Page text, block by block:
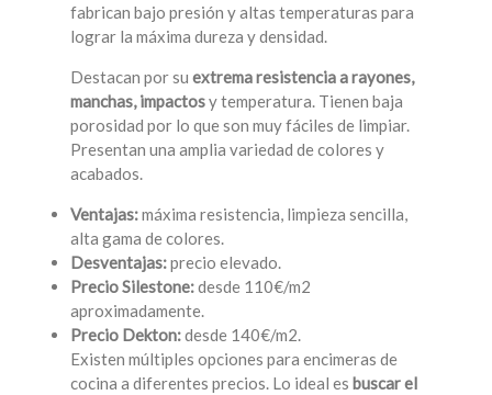
fabrican bajo presión y altas temperaturas para
lograr la máxima dureza y densidad.
Destacan por su extrema resistencia a rayones,
manchas, impactosy temperatura. Tienen baja
porosidad por lo que son muy fáciles de limpiar.
Presentan una amplia variedad de colores y
acabados.
Ventajas:máxima resistencia, limpieza sencilla,
alta gama de colores.
Desventajas:precio elevado.
Precio Silestone:desde 110€/m2
aproximadamente.
Precio Dekton:desde 140€/m2.
Existen múltiples opciones para encimeras de
cocina a diferentes precios. Lo ideal es buscar el